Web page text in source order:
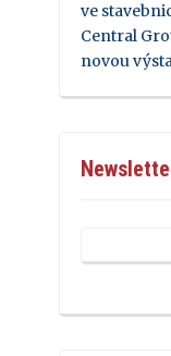
ve
Central
novou